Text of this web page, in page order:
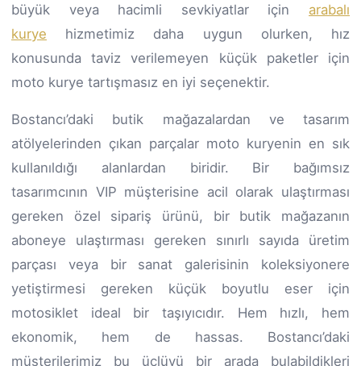
büyük veya hacimli sevkiyatlar için arabalı
kurye hizmetimiz daha uygun olurken, hız
konusunda taviz verilemeyen küçük paketler için
moto kurye tartışmasız en iyi seçenektir.
Bostancı’daki butik mağazalardan ve tasarım
atölyelerinden çıkan parçalar moto kuryenin en sık
kullanıldığı alanlardan biridir. Bir bağımsız
tasarımcının VIP müşterisine acil olarak ulaştırması
gereken özel sipariş ürünü, bir butik mağazanın
aboneye ulaştırması gereken sınırlı sayıda üretim
parçası veya bir sanat galerisinin koleksiyonere
yetiştirmesi gereken küçük boyutlu eser için
motosiklet ideal bir taşıyıcıdır. Hem hızlı, hem
ekonomik, hem de hassas. Bostancı’daki
müşterilerimiz bu üçlüyü bir arada bulabildikleri